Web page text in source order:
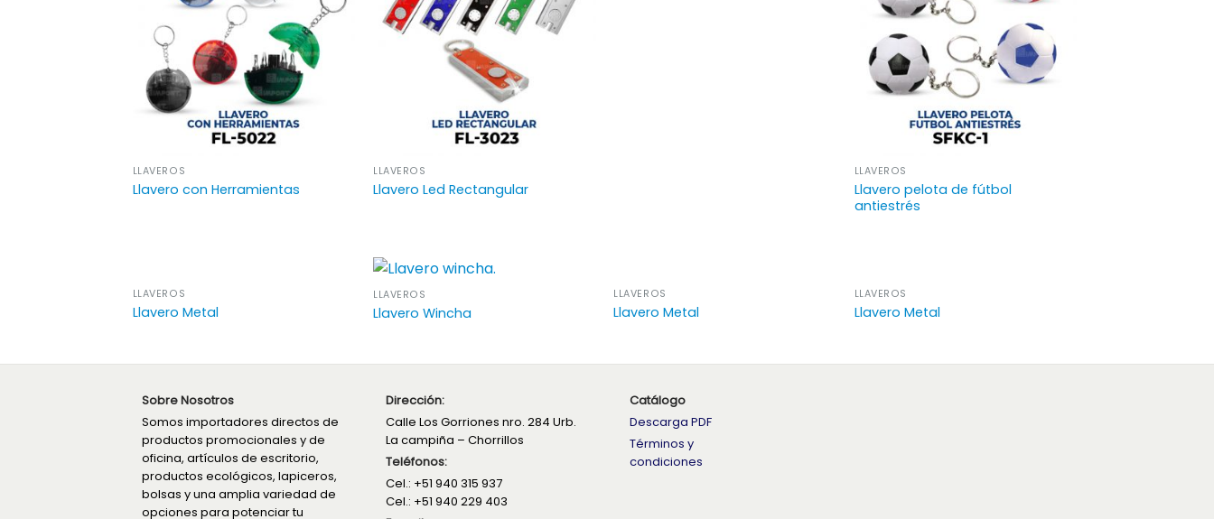
LLAVEROS
Llavero con Herramientas
LLAVEROS
Llavero Led Rectangular
LLAVEROS
Llavero pelota de fútbol
antiestrés
LLAVEROS
Llavero Metal
LLAVEROS
Llavero Wincha
LLAVEROS
Llavero Metal
LLAVEROS
Llavero Metal
Sobre Nosotros
Somos importadores directos de
productos promocionales y de
oficina, artículos de escritorio,
productos ecológicos, lapiceros,
bolsas y una amplia variedad de
opciones para potenciar tu
Dirección:
Calle Los Gorriones nro. 284 Urb.
La campiña – Chorrillos
Teléfonos:
Cel.: +51 940 315 937
Cel.: +51 940 229 403
Catálogo
Descarga PDF
Términos y
condiciones